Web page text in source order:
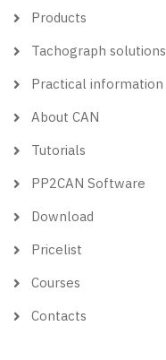
Hlavní
Products
Tachograph solutions
Practical information
About CAN
Tutorials
PP2CAN Software
Download
Pricelist
Courses
Contacts